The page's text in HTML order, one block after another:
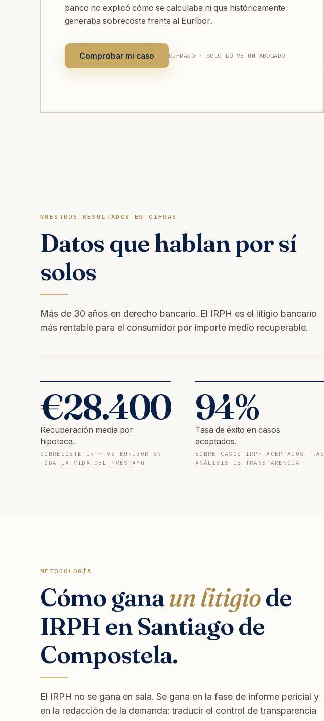
banco no explicó cómo se calculaba ni que históricamente
generaba sobrecoste frente al Euríbor.
Comprobar mi caso CIFRADO · SOLO LO VE UN ABOGADO
NUESTROS RESULTADOS EN CIFRAS
Datos que hablan por sí
solos
Más de 30 años en derecho bancario. El IRPH es el litigio bancario
más rentable para el consumidor por importe medio recuperable.
€28.400
Recuperación media por
hipoteca.
SOBRECOSTE IRPH VS EURÍBOR EN
TODA LA VIDA DEL PRÉSTAMO
94%
Tasa de éxito en casos
aceptados.
SOBRE CASOS IRPH ACEPTADOS TRAS
ANÁLISIS DE TRANSPARENCIA
METODOLOGÍA
Cómo ganaun litigiode
IRPH en Santiago de
Compostela.
El IRPH no se gana en sala. Se gana en la fase de informe pericial y
en la redacción de la demanda: traducir el control de transparencia